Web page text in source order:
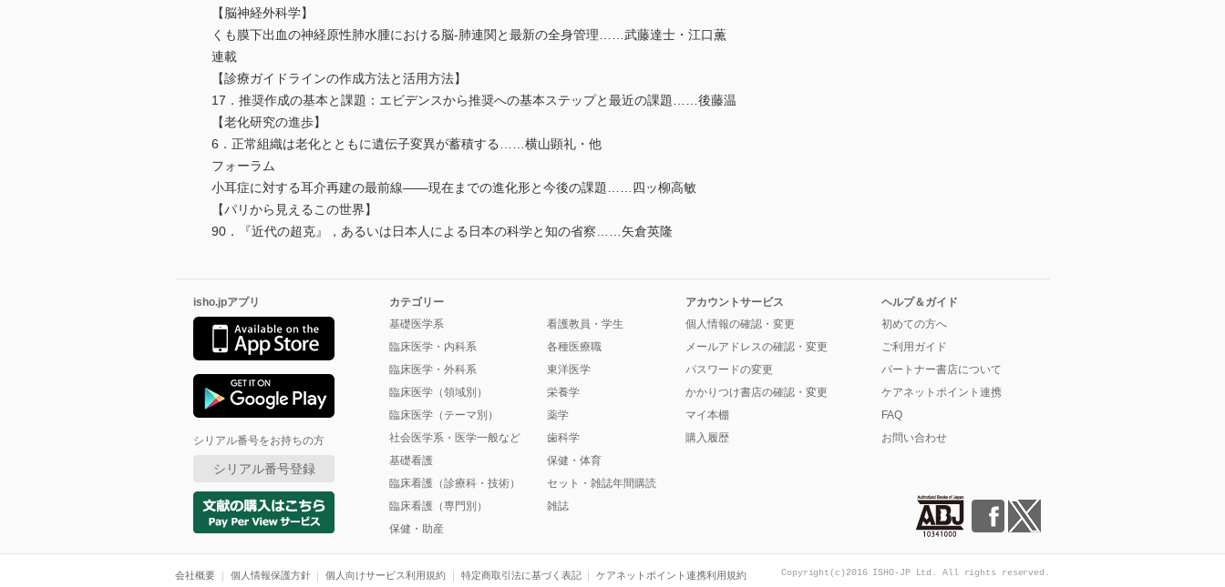
【脳神経外科学】
くも膜下出血の神経原性肺水腫における脳-肺連関と最新の全身管理……武藤達士・江口薫
連載
【診療ガイドラインの作成方法と活用方法】
17．推奨作成の基本と課題：エビデンスから推奨への基本ステップと最近の課題……後藤温
【老化研究の進歩】
6．正常組織は老化とともに遺伝子変異が蓄積する……横山顕礼・他
フォーラム
小耳症に対する耳介再建の最前線――現在までの進化形と今後の課題……四ッ柳高敏
【パリから見えるこの世界】
90．『近代の超克』，あるいは日本人による日本の科学と知の省察……矢倉英隆
isho.jpアプリ
シリアル番号をお持ちの方
シリアル番号登録
カテゴリー
基礎医学系
臨床医学・内科系
臨床医学・外科系
臨床医学（領域別）
臨床医学（テーマ別）
社会医学系・医学一般など
基礎看護
臨床看護（診療科・技術）
臨床看護（専門別）
保健・助産
看護教員・学生
各種医療職
東洋医学
栄養学
薬学
歯科学
保健・体育
セット・雑誌年間購読
雑誌
アカウントサービス
個人情報の確認・変更
メールアドレスの確認・変更
パスワードの変更
かかりつけ書店の確認・変更
マイ本棚
購入履歴
ヘルプ＆ガイド
初めての方へ
ご利用ガイド
パートナー書店について
ケアネットポイント連携
FAQ
お問い合わせ
会社概要 個人情報保護方針 個人向けサービス利用規約 特定商取引法に基づく表記 ケアネットポイント連携利用規約 Copyright(c)2016 ISHO-JP Ltd. All rights reserved.